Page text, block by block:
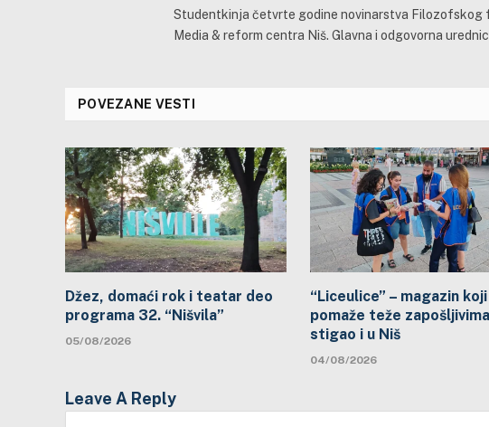
Studentkinja četvrte godine novinarstva Filozofskog
Media & reform centra Niš. Glavna i odgovorna
POVEZANE VESTI
Džez, domaći rok i teatar deo
programa 32. “Nišvila”
05/08/2026
“Liceulice” – magazin koji
pomaže teže zapošljivima
stigao i u Niš
04/08/2026
Leave A Reply